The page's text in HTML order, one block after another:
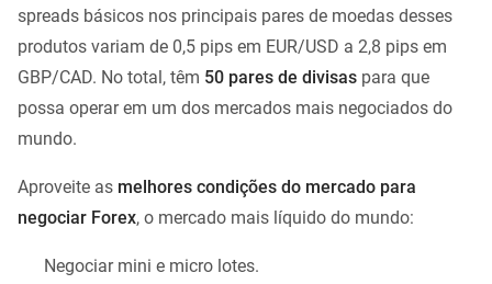
spreads básicos nos principais pares de moedas desses
produtos variam de 0,5 pips em EUR/USD a 2,8 pips em
GBP/CAD. No total, têm 50 pares de divisas para que
possa operar em um dos mercados mais negociados do
mundo.
Aproveite as melhores condições do mercado para
negociar Forex, o mercado mais líquido do mundo:
Negociar mini e micro lotes.